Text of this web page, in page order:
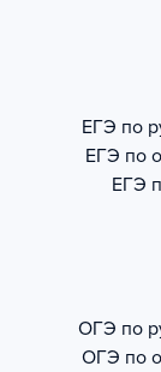
ЕГЭ по
ЕГЭ по
ЕГЭ
ОГЭ по
ОГЭ по